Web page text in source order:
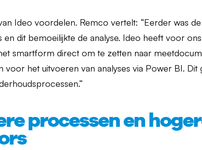
Ideo voordelen. Remco vertelt: “Eerder was
en dit bemoeilijkte de analyse. Ideo heeft voor
smartform direct om te zetten naar
het uitvoeren van analyses via Power BI. Dit
processen en